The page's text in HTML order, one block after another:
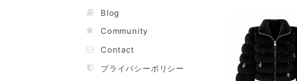
Blog
Community
Contact
プライバシーポリシー